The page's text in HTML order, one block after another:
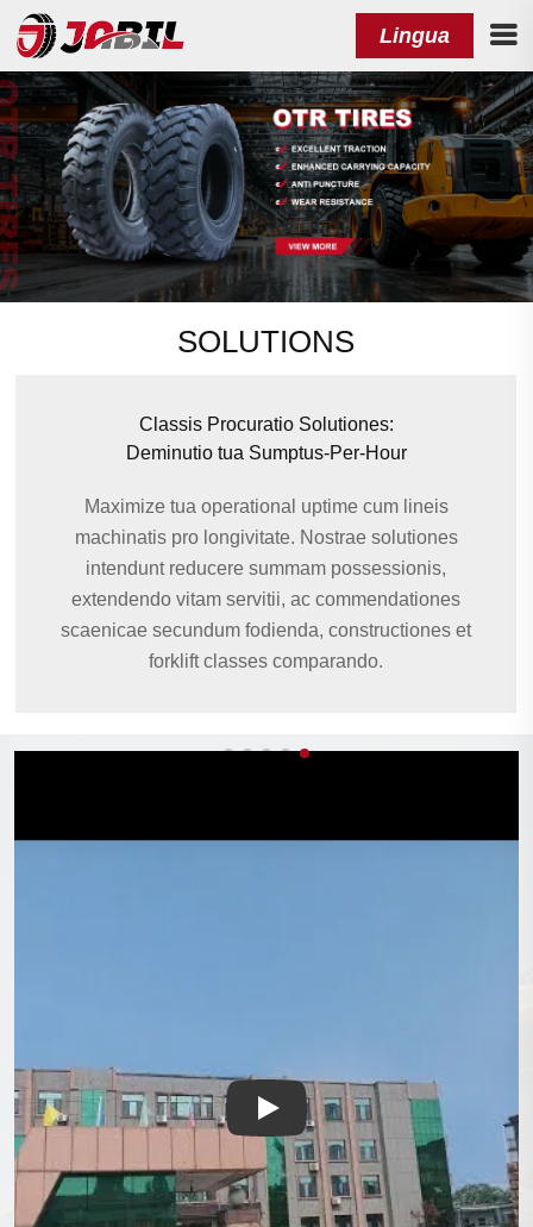
Lingua
SOLUTIONS
Classis Procuratio Solutiones:
Deminutio tua Sumptus-Per-Hour
Maximize tua operational uptime cum lineis
machinatis pro longivitate. Nostrae solutiones
intendunt reducere summam possessionis,
extendendo vitam servitii, ac commendationes
scaenicae secundum fodienda, constructiones et
forklift classes comparando.